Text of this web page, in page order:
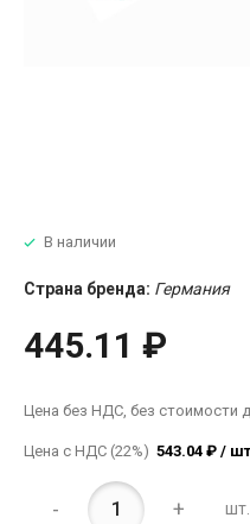
В наличии
Страна бренда: Германия
445.11 ₽
Цена без НДС, без стоимости
Цена с НДС (22%) 543.04 ₽ / шт
- + шт.